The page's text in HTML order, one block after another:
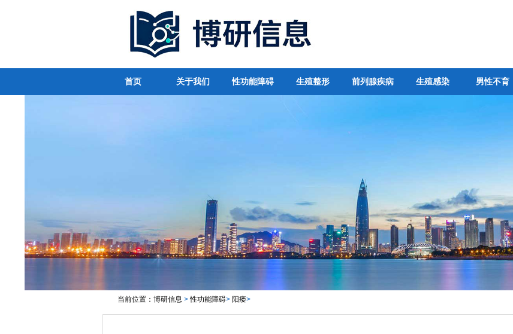
首页 关于我们 性功能障碍 生殖整形 前列腺疾病 生殖感染 男性不育
当前位置： 博研信息 >性功能障碍> 阳痿>